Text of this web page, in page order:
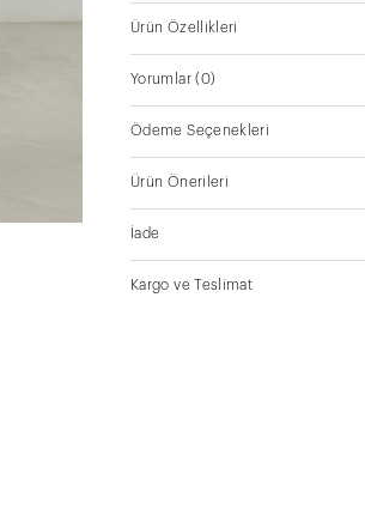
Ürün Özellikleri
Yorumlar(0)
Ödeme Seçenekleri
Ürün Önerileri
İade
Kargo ve Teslimat